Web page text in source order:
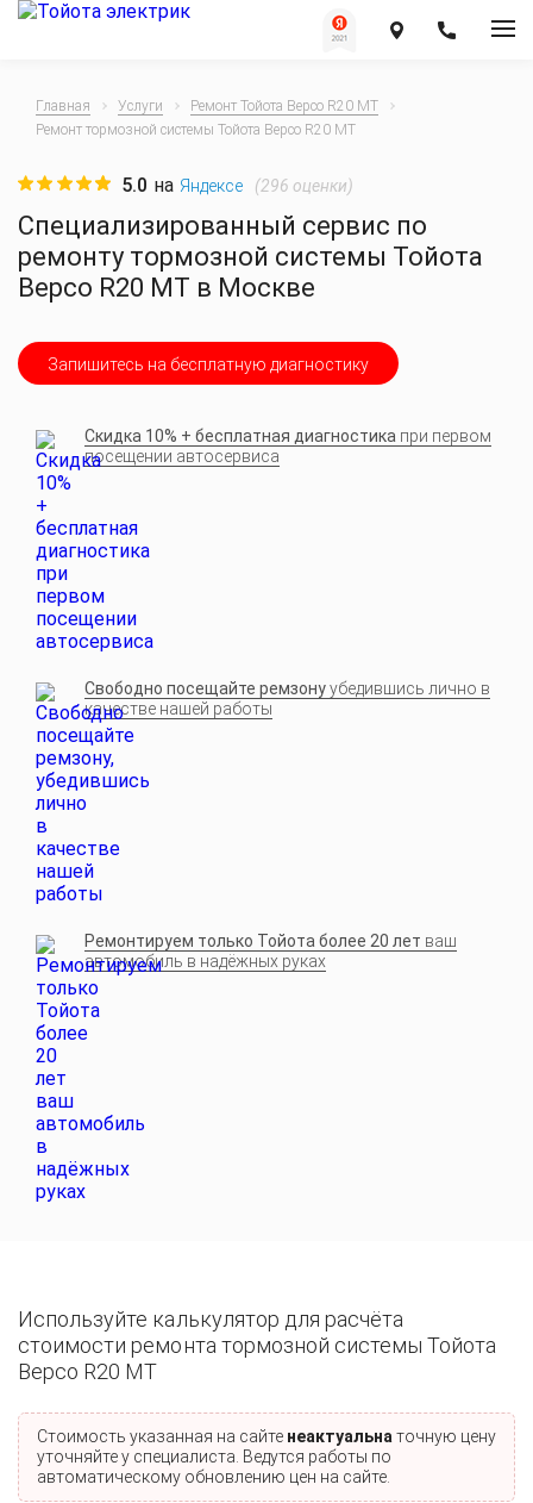
Главная Услуги
Ремонт Тойота Версо R20 MT
Ремонт тормозной системы Тойота Версо R20 MT
Специализированный сервис по
ремонту тормозной системы Тойота
Версо R20 MT в Москве
5.0 на Яндексе (296 оценки)
Запишитесь на бесплатную диагностику
Скидка 10% + бесплатная диагностика при первом
посещении автосервиса
Свободно посещайте ремзонуубедившись лично в
качестве нашей работы
Ремонтируем только Тойота более 20 лет ваш
автомобиль в надёжных руках
Используйте калькулятор для расчёта
стоимости ремонта тормозной системы Тойота
Версо R20 MT
Стоимость указанная на сайте неактуальна точную цену
уточняйте у специалиста. Ведутся работы по
автоматическому обновлению цен на сайте.